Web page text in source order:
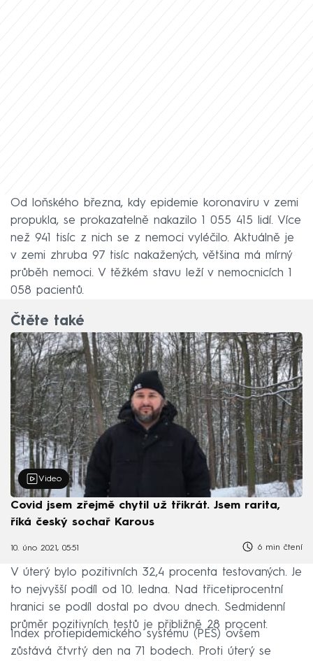
Od loňského března, kdy epidemie koronaviru v zemi
propukla, se prokazatelně nakazilo 1 055 415 lidí. Více
než 941 tisíc z nich se z nemoci vyléčilo. Aktuálně je
v zemi zhruba 97 tisíc nakažených, většina má mírný
průběh nemoci. V těžkém stavu leží v nemocnicích 1
058 pacientů.
Čtěte také
Video
Covid jsem zřejmě chytil už třikrát. Jsem rarita,
říká český sochař Karous
10. úno 2021, 05:51 6 min čtení
V úterý bylo pozitivních 32,4 procenta testovaných. Je
to nejvyšší podíl od 10. ledna. Nad třicetiprocentní
hranici se podíl dostal po dvou dnech. Sedmidenní
průměr pozitivních testů je přibližně 28 procent.
Index protiepidemického systému (PES) ovšem
zůstává čtvrtý den na 71 bodech. Proti úterý se